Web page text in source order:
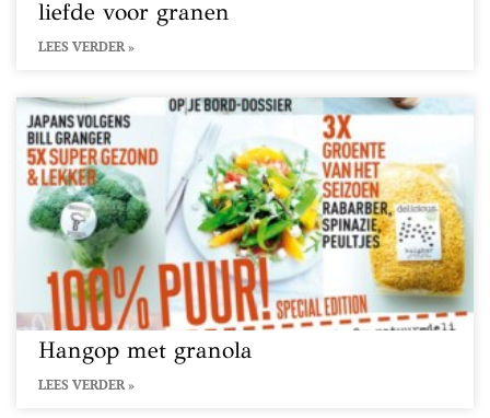
liefde voor granen
LEES VERDER »
Hangop met granola
LEES VERDER »